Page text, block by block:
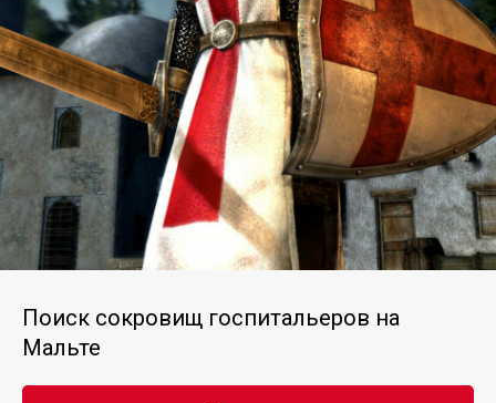
Поиск сокровищ госпитальеров на
Мальте